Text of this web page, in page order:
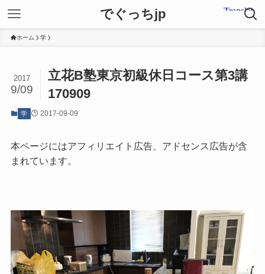
でぐっちjp
ホーム 学
立花B塾東京初級休日コース第3講
170909
2017
9/09
学 2017-09-09
本ページにはアフィリエイト広告、アドセンス広告が含
まれています。